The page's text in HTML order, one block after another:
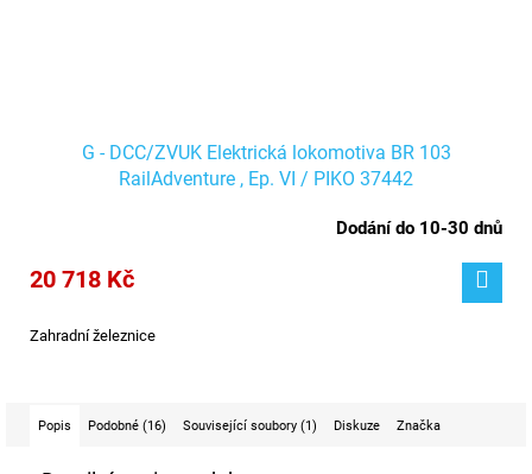
G - DCC/ZVUK Elektrická lokomotiva BR 103
RailAdventure , Ep. VI / PIKO 37442
Dodání do 10-30 dnů
20 718 Kč
Zahradní železnice
Popis Podobné (16) Související soubory (1) Diskuze Značka